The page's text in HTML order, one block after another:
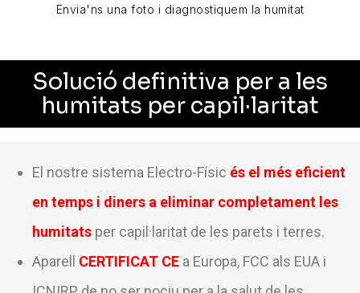
Envia'ns una foto i diagnostiquem la humitat
Solució definitiva per a les
humitats per capil·laritat
El nostre sistema Electro-Físic és el més eficient
en temps i diners a eliminar completament les
humitats per capil·laritat de les parets i terres.
Aparell CERTIFICAT CE a Europa, FCC als EUA i